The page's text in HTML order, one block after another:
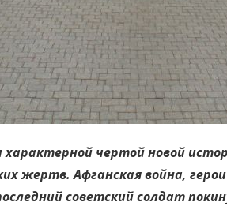
чертой новой
жертв. Афганская война,
советский солдат